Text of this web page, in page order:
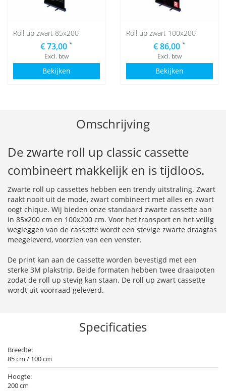
Roll up zwart 85x200
€ 73,00 *
Excl. btw
Bekijken
Roll up zwart 100x200
€ 86,00 *
Excl. btw
Bekijken
Omschrijving
De zwarte roll up classic cassette
combineert makkelijk en is tijdloos.
Zwarte roll up cassettes hebben een trendy uitstraling. Zwart
raakt nooit uit de mode, zwart combineert met alles en zwart
oogt chique. Wij bieden onze standaard zwarte cassette aan
in 85x200 cm en 100x200 cm. Voor het transport en het veilig
wegleggen van de cassette wordt een stevige zwarte draagtas
meegeleverd, voorzien van een venster.
De print kan aan de cassette worden bevestigd met een
sterke 3M plakstrip. Beide formaten hebben twee draaipoten
zodat de roll up stevig kan staan. De roll up zwart cassette
wordt uit voorraad geleverd.
Specificaties
Breedte:
85 cm / 100 cm
Hoogte:
200 cm